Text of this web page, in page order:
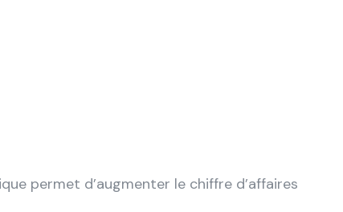
permet d’augmenter le chiffre d’affaires